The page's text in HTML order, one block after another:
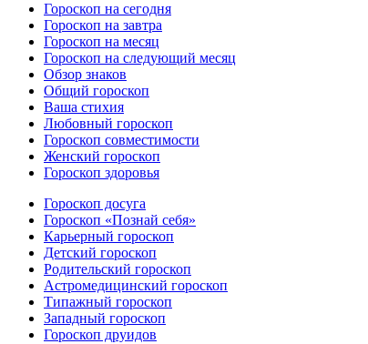
Гороскоп на сегодня
Гороскоп на завтра
Гороскоп на месяц
Гороскоп на следующий месяц
Обзор знаков
Общий гороскоп
Ваша стихия
Любовный гороскоп
Гороскоп совместимости
Женский гороскоп
Гороскоп здоровья
Гороскоп досуга
Гороскоп «Познай себя»
Карьерный гороскоп
Детский гороскоп
Родительский гороскоп
Астромедицинский гороскоп
Типажный гороскоп
Западный гороскоп
Гороскоп друидов